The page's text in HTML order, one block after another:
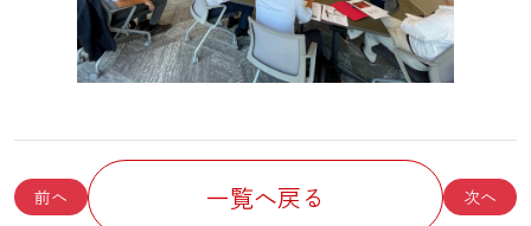
前へ 一覧へ戻る 次へ